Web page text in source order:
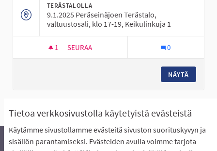
Tietoa verkkosivustolla käytetyistä evästeistä
Käytämme sivustollamme evästeitä sivuston suorituskyvyn ja
sisällön parantamiseksi. Evästeiden avulla voimme tarjota
TERÄSTALOLLA
9.1.2025 Peräseinäjoen Terästalo,
valtuustosali, klo 17-19, Keikulinkuja 1
1 1 SEURAAJA
SEURAA 0
NÄYTÄ
Näytä kaikki peruutetut tapaamiset